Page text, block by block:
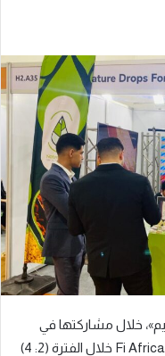
خلال مشاركتها في
فعاليات معرض أفريقيا للخامات الغذائية Fi Africa خلال الفترة (2: 4)